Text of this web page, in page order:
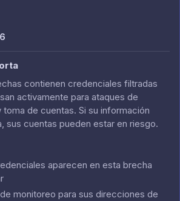
contienen credenciales filtradas
activamente para ataques de
de cuentas. Si su información
sus cuentas pueden estar en riesgo.
aparecen en esta brecha
monitoreo para sus direcciones de